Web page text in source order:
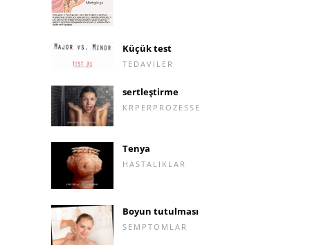
Küçük test
TEDAVILER
sertleştirme
KRPERPROZESSE
Tenya
HASTALIKLAR
Boyun tutulması
SEMPTOMLAR